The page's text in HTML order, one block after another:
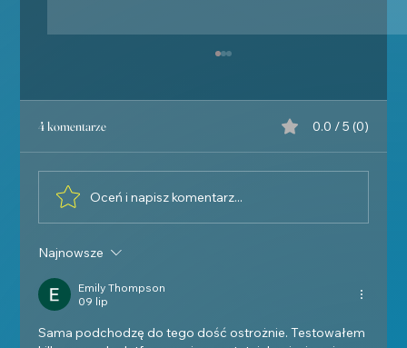
Młodego Pokolenia
4 komentarze 0.0 / 5 (0)
Oceń i napisz komentarz...
Najnowsze
Emily Thompson
09 lip
Sama podchodzę do tego dość ostrożnie. Testowałem